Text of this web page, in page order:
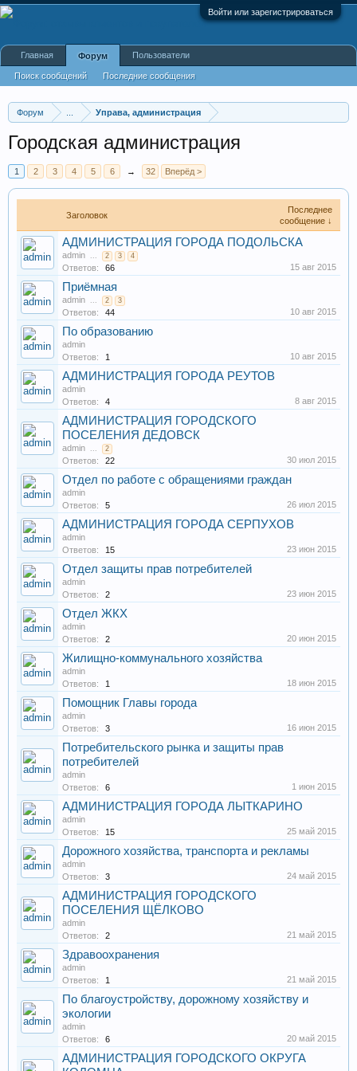
Войти или зарегистрироваться
Форум Управа, администрация
Городская администрация
1 2 3 4 5 6 → 32 Вперёд >
Заголовок
Последнее
сообщение ↓
АДМИНИСТРАЦИЯ ГОРОДА ПОДОЛЬСКА
admin ... 2 3 4
Ответов: 66 15 авг 2015
Приёмная
admin ... 2 3
Ответов: 44 10 авг 2015
По образованию
admin
Ответов:
1 10 авг 2015
АДМИНИСТРАЦИЯ ГОРОДА РЕУТОВ
admin
Ответов:
4 8 авг 2015
АДМИНИСТРАЦИЯ ГОРОДСКОГО
ПОСЕЛЕНИЯ ДЕДОВСК
admin ... 2
Ответов: 22 30 июл 2015
Отдел по работе с обращениями граждан
admin
Ответов:
5 26 июл 2015
АДМИНИСТРАЦИЯ ГОРОДА СЕРПУХОВ
admin
Ответов:
15 23 июн 2015
Отдел защиты прав потребителей
admin
Ответов:
2 23 июн 2015
Отдел ЖКХ
admin
Ответов:
2 20 июн 2015
Жилищно-коммунального хозяйства
admin
Ответов:
1 18 июн 2015
Помощник Главы города
admin
Ответов:
3 16 июн 2015
Потребительского рынка и защиты прав
потребителей
admin
Ответов:
6 1 июн 2015
АДМИНИСТРАЦИЯ ГОРОДА ЛЫТКАРИНО
admin
Ответов:
15 25 май 2015
Дорожного хозяйства, транспорта и рекламы
admin
Ответов:
3 24 май 2015
АДМИНИСТРАЦИЯ ГОРОДСКОГО
ПОСЕЛЕНИЯ ЩЁЛКОВО
admin
Ответов:
2 21 май 2015
Здравоохранения
admin
Ответов:
1 21 май 2015
По благоустройству, дорожному хозяйству и
экологии
admin
Ответов:
6 20 май 2015
АДМИНИСТРАЦИЯ ГОРОДСКОГО ОКРУГА
Главная Форум
Поиск сообщений Последние сообщения
Пользователи